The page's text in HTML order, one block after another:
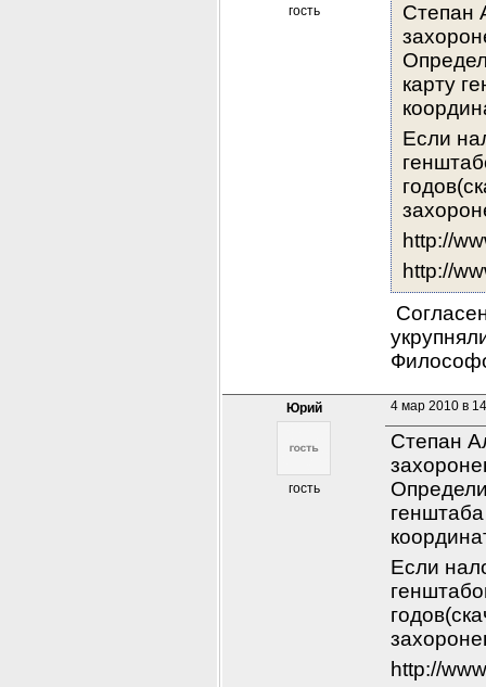
гость
Степан
карту
Если
http://
http://
Юрий
гость
4 мар 2010 в
Степан
Если
http://